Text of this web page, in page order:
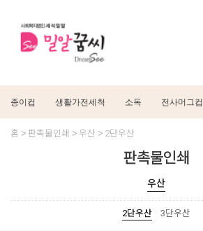
종이컵 생활가전세척 소독 전사머그컵
홈 판촉물인쇄 우산 2단우산
판촉물인쇄
우산
2단우산 3단우산